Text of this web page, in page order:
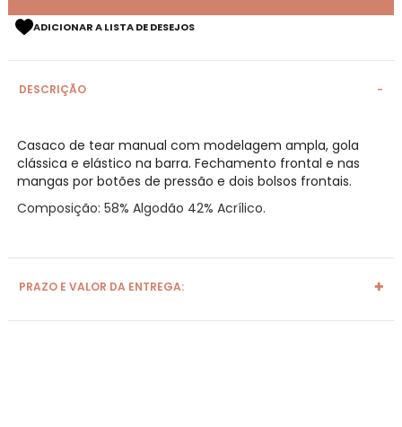
ADICIONAR A LISTA DE DESEJOS
DESCRIÇÃO
Casaco de tear manual com modelagem ampla, gola
clássica e elástico na barra. Fechamento frontal e nas
mangas por botões de pressão e dois bolsos frontais.
Composição: 58% Algodão 42% Acrílico.
PRAZO E VALOR DA ENTREGA: